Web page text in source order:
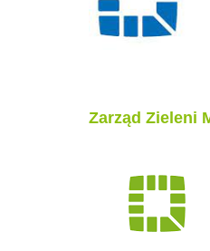
Zarząd Zieleni